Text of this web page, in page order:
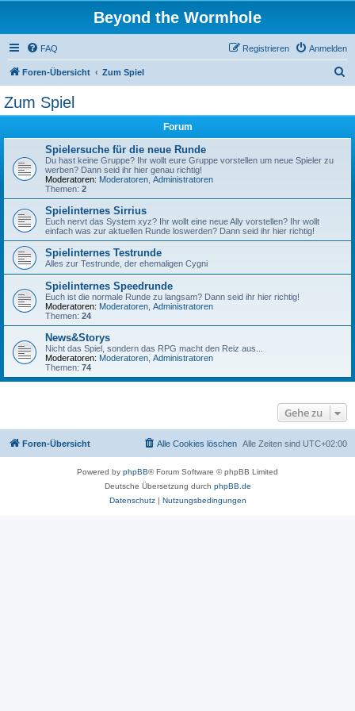
Beyond the Wormhole
FAQ Anmelden
Registrieren
Foren-Übersicht Zum Spiel
Zum Spiel
Forum
Spielersuche für die neue Runde
Du hast keine Gruppe? Ihr wollt eure Gruppe vorstellen um neue Spieler zu
werben? Dann seid ihr hier genau richtig!
Moderatoren: Moderatoren Administratoren
Themen: 2
Spielinternes Sirrius
Euch nervt das System xyz? Ihr wollt eine neue Ally vorstellen? Ihr wollt
einfach was zur aktuellen Runde loswerden? Dann seid ihr hier richtig!
Spielinternes Testrunde
Alles zur Testrunde, der ehemaligen Cygni
Spielinternes Speedrunde
Euch ist die normale Runde zu langsam? Dann seid ihr hier richtig!
Moderatoren: Moderatoren Administratoren
Themen: 24
News&Storys
Nicht das Spiel, sondern das RPG macht den Reiz aus...
Moderatoren: Moderatoren Administratoren
Themen: 74
Gehe zu
Foren-Übersicht Alle Zeiten sind UTC+02:00
Alle Cookies löschen
Powered by phpBB® Forum Software © phpBB Limited
Deutsche Übersetzung durch phpBB.de
Datenschutz| Nutzungsbedingungen